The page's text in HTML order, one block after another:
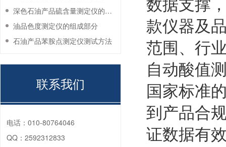
款仪器及
范围、行
自动酸值
国家标准
到产品合
证数据有
深色石油产品硫含量测定仪的工作环境要求
油品色度测定仪的组成部分
石油产品苯胺点测定仪测试方法
联系我们
电话： 010-80764046
QQ： 2592312833